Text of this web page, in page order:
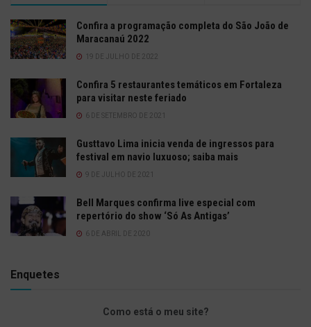
Confira a programação completa do São João de
Maracanaú 2022
19 DE JULHO DE 2022
Confira 5 restaurantes temáticos em Fortaleza
para visitar neste feriado
6 DE SETEMBRO DE 2021
Gusttavo Lima inicia venda de ingressos para
festival em navio luxuoso; saiba mais
9 DE JULHO DE 2021
Bell Marques confirma live especial com
repertório do show ‘Só As Antigas’
6 DE ABRIL DE 2020
Enquetes
Como está o meu site?